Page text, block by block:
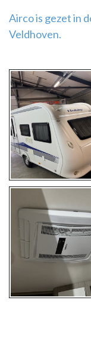
Airco is gezet in
Veldhoven.